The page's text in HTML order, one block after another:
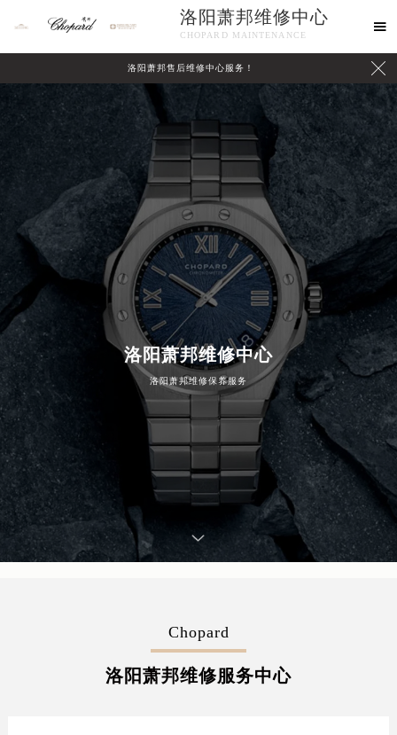
洛阳萧邦维修中心
CHOPARD MAINTENANCE

洛阳萧邦售后维修中心服务！ 
洛阳萧邦维修中心
洛阳萧邦维修保养服务
心介绍 联系我们
Chopard
洛阳萧邦维修服务中心